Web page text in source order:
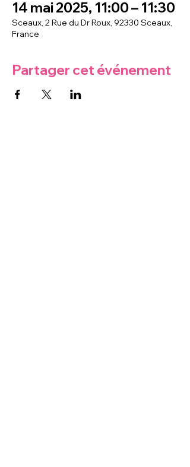
14 mai 2025, 11:00 – 11:30
Sceaux, 2 Rue du Dr Roux, 92330 Sceaux,
France
Partager cet événement